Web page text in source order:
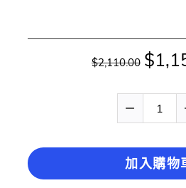
$2,110.00
加入購物